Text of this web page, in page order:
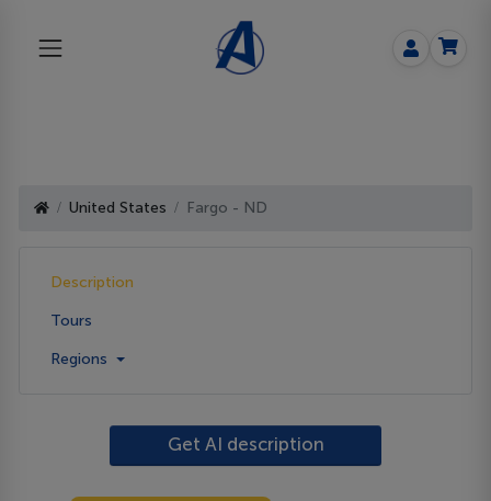
United States Fargo - ND
Description
Tours
Regions
Get AI description